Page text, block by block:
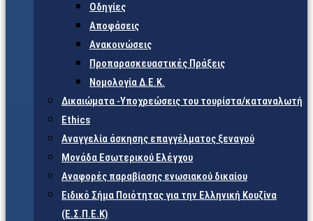
Οδηγίες
Αποφάσεις
Ανακοινώσεις
Προπαρασκευαστικές Πράξεις
Νομολογία Δ.Ε.Κ.
Δικαιώματα -Υποχρεώσεις του τουρίστα/καταναλωτή
Ethics
Αναγγελία άσκησης επαγγέλματος ξεναγού
Μονάδα Εσωτερικού Ελέγχου
Αναφορές παραβίασης ενωσιακού δικαίου
Ειδικό Σήμα Ποιότητας για την Ελληνική Κουζίνα
(Ε.Σ.Π.Ε.Κ)